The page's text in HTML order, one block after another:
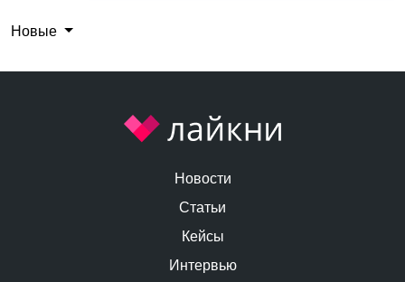
Новые
Новости
Статьи
Кейсы
Интервью